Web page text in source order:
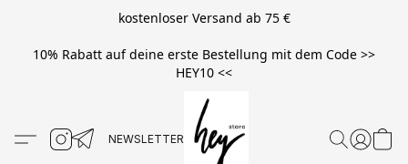
kostenloser Versand ab 75 €
10% Rabatt auf deine erste Bestellung mit dem Code >>
HEY10 <<